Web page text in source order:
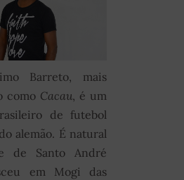
Barreto, mais
como Cacau, é um
de futebol
alemão. É natural
de Santo André
em Mogi das